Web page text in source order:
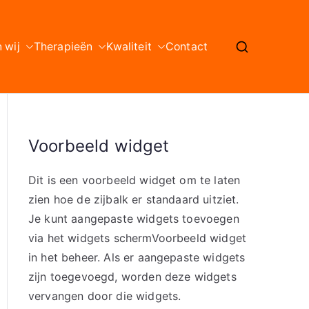
wij Therapieën Kwaliteit Contact
Voorbeeld widget
Dit is een voorbeeld widget om te laten
zien hoe de zijbalk er standaard uitziet.
Je kunt aangepaste widgets toevoegen
via het widgets schermVoorbeeld widget
in het beheer. Als er aangepaste widgets
zijn toegevoegd, worden deze widgets
vervangen door die widgets.